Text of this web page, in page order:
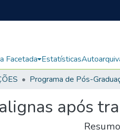
Facetada Estatísticas
após
Resumo